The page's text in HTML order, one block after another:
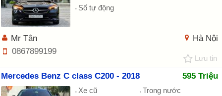
Số tự động
Hà Nội
Mr Tân
0867899199
Lưu tin
Mercedes Benz C class C200 - 2018 595 Triệu
Xe cũ
Trong nước